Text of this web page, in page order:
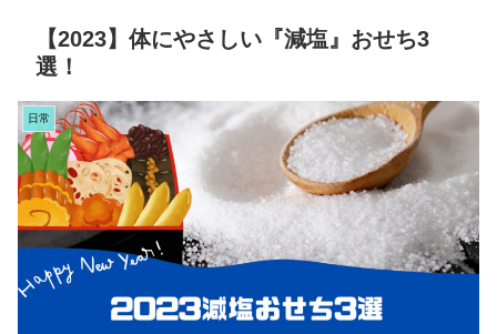
【2023】体にやさしい『減塩』おせち3
選！
日常